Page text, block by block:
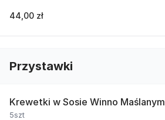
44,00 zł
Przystawki
Krewetki w Sosie Winno Maślanym
5szt